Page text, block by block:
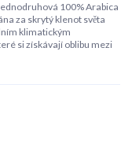
100% Arabica
za skrytý klenot světa
klimatickým
si získávají oblibu mezi